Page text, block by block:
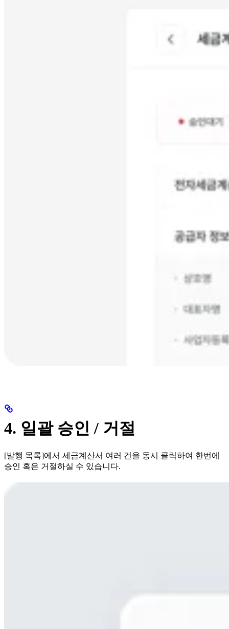
4. 일괄 승인 / 거절
[발행 목록]에서 세금계산서 여러 건을 동시 클릭하여 한번에
승인 혹은 거절하실 수 있습니다.